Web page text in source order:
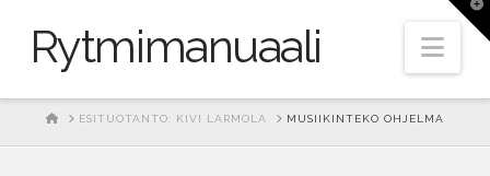
Rytmimanuaali
HOMEESITUOTANTO: KIVI LARMOLA MUSIIKINTEKO OHJELMA